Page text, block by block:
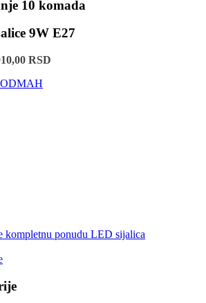
10 komada
9W E27
RSD
kompletnu ponudu LED sijalica